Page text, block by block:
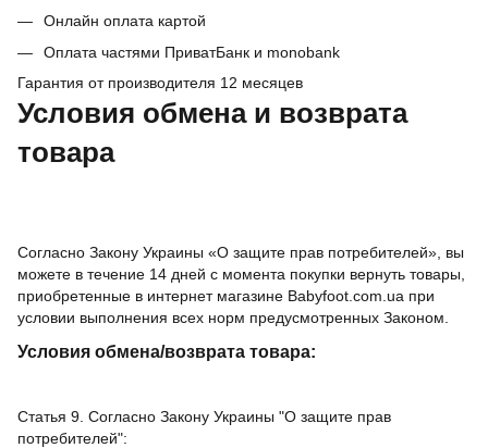
Онлайн оплата картой
Оплата частями ПриватБанк и monobank
Гарантия от производителя 12 месяцев
Условия обмена и возврата
товара
Согласно Закону Украины «О защите прав потребителей», вы
можете в течение 14 дней с момента покупки вернуть товары,
приобретенные в интернет магазине Babyfoot.com.ua при
условии выполнения всех норм предусмотренных Законом.
Условия обмена/возврата товара:
Статья 9. Согласно Закону Украины "О защите прав
потребителей":